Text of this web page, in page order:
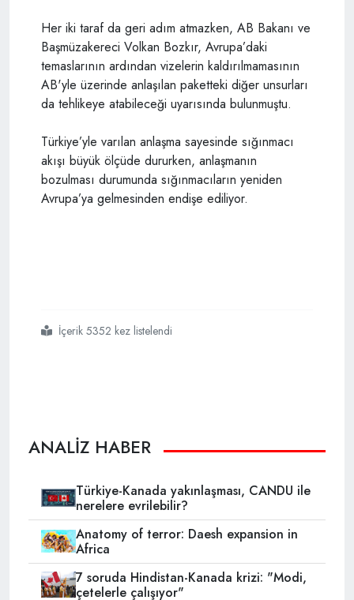
Her iki taraf da geri adım atmazken, AB Bakanı ve
Başmüzakereci Volkan Bozkır, Avrupa’daki
temaslarının ardından vizelerin kaldırılmamasının
AB'yle üzerinde anlaşılan paketteki diğer unsurları
da tehlikeye atabileceği uyarısında bulunmuştu.
Türkiye’yle varılan anlaşma sayesinde sığınmacı
akışı büyük ölçüde dururken, anlaşmanın
bozulması durumunda sığınmacıların yeniden
Avrupa’ya gelmesinden endişe ediliyor.
#abde iyi polis
# İçerik 5352 kez listelendi
ANALİZ HABER
Türkiye-Kanada yakınlaşması, CANDU ile
nerelere evrilebilir?
Anatomy of terror: Daesh expansion in
Africa
7 soruda Hindistan-Kanada krizi: "Modi,
çetelerle çalışıyor"